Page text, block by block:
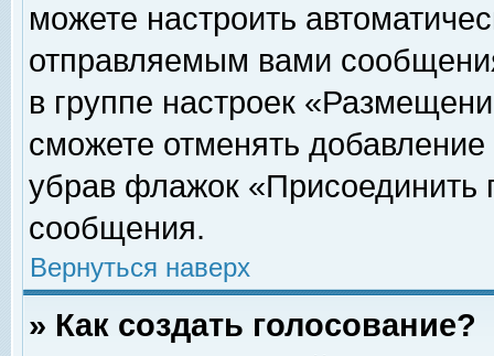
можете настроить
отправляемым вами
в группе настроек
сможете отменять
убрав флажок «Присоединить
сообщения.
Вернуться наверх
» Как создать голосование?